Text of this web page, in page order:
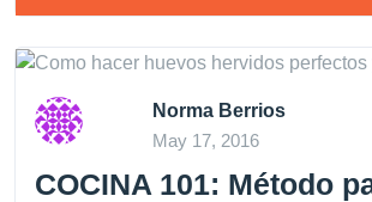
Norma Berrios
May 17, 2016
COCINA 101: Método